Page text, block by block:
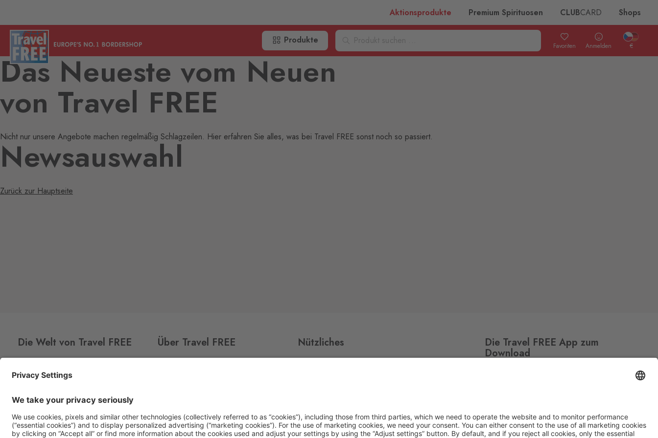
Aktionsprodukte Premium Spirituosen CLUBCARD Shops
Produkte
Favoriten Anmelden €
Das Neueste vom Neuen
von Travel FREE
Nicht nur unsere Angebote machen regelmäßig Schlagzeilen. Hier erfahren Sie alles, was bei Travel FREE sonst noch so passiert.
Newsauswahl
Zurück zur Hauptseite
Die Welt von Travel FREE
Aktionsangebot
Premium Spirituosen
Sortiment
Über Travel FREE Nützliches Die Travel FREE App zum
Download
Folge uns auf Social Media